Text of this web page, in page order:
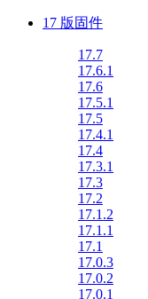
17 版固件
17.7
17.6.1
17.6
17.5.1
17.5
17.4.1
17.4
17.3.1
17.3
17.2
17.1.2
17.1.1
17.1
17.0.3
17.0.2
17.0.1